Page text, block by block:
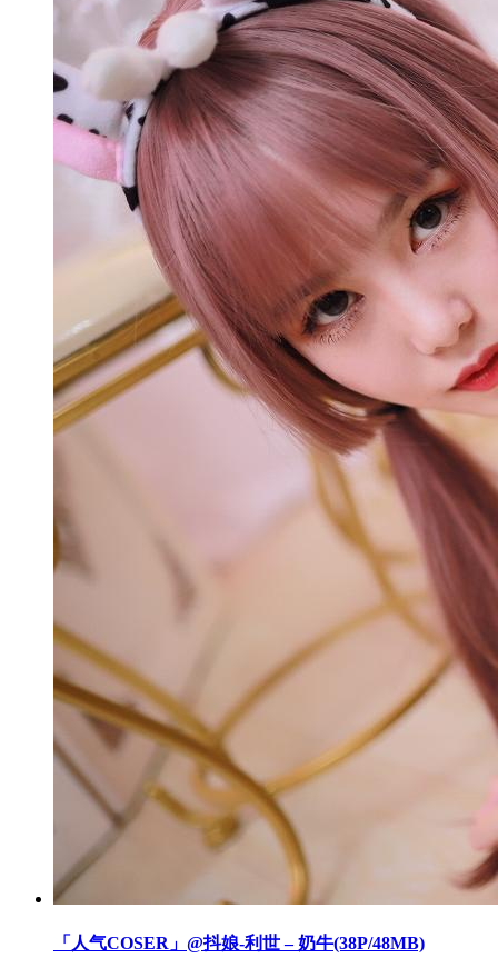
「人气COSER」@抖娘-利世 – 奶牛(38P/48MB)